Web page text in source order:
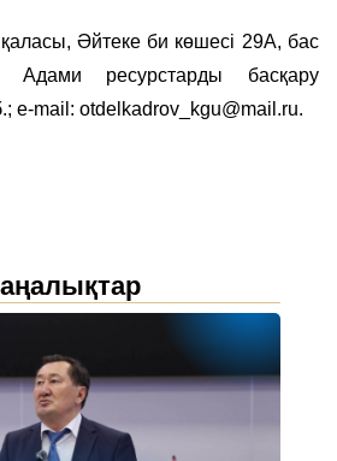
Әйтеке би көшесі 29А, бас
Адами ресурстарды басқару
e-mail: otdelkadrov_kgu@mail.ru.